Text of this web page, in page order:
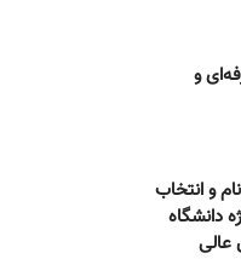
و
و انتخاب
دانشگاه